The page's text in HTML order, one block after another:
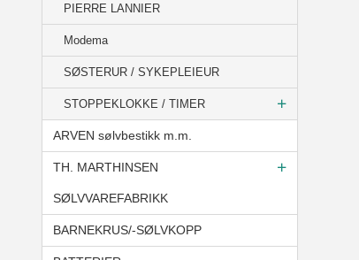
PIERRE LANNIER
Modema
SØSTERUR / SYKEPLEIEUR
STOPPEKLOKKE / TIMER
ARVEN sølvbestikk m.m.
TH. MARTHINSEN
SØLVVAREFABRIKK
BARNEKRUS/-SØLVKOPP